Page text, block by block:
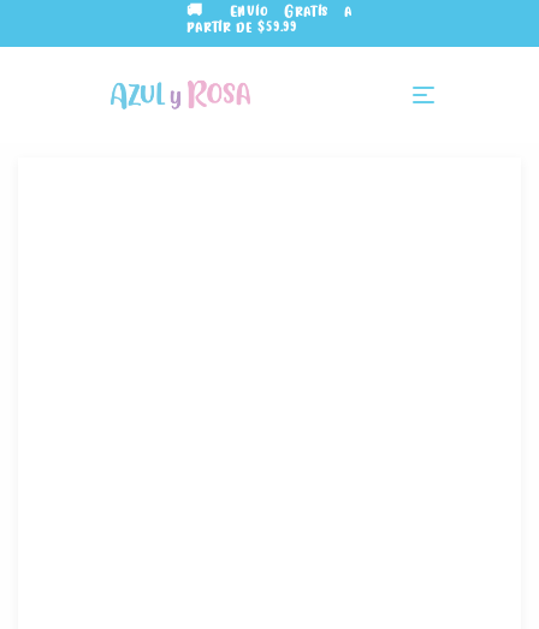
🚚 Envío Gratis a
partir de $59.99